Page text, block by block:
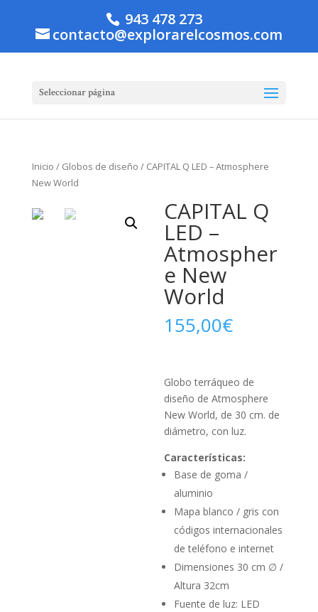
943 478 273
contacto@explorarelcosmos.com
Seleccionar página
Inicio / Globos de diseño / CAPITAL Q LED – Atmosphere
New World
CAPITAL Q
LED –
Atmospher
e New
World
155,00€
Globo terráqueo de
diseño de Atmosphere
New World, de 30 cm. de
diámetro, con luz.
Características:
Base de goma /
aluminio
Mapa blanco / gris con
códigos internacionales
de teléfono e internet
Dimensiones 30 cm ∅ /
Altura 32cm
Fuente de luz: LED